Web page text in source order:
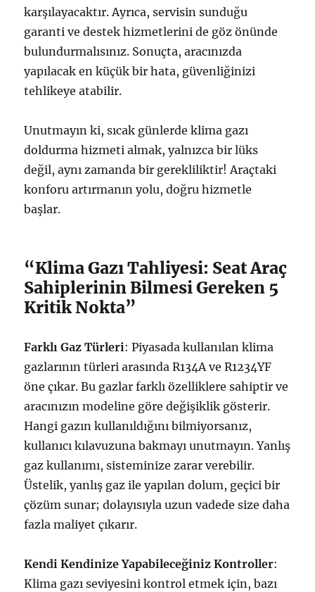
karşılayacaktır. Ayrıca, servisin sunduğu
garanti ve destek hizmetlerini de göz önünde
bulundurmalısınız. Sonuçta, aracınızda
yapılacak en küçük bir hata, güvenliğinizi
tehlikeye atabilir.
Unutmayın ki, sıcak günlerde klima gazı
doldurma hizmeti almak, yalnızca bir lüks
değil, aynı zamanda bir gerekliliktir! Araçtaki
konforu artırmanın yolu, doğru hizmetle
başlar.
“Klima Gazı Tahliyesi: Seat Araç
Sahiplerinin Bilmesi Gereken 5
Kritik Nokta”
Farklı Gaz Türleri: Piyasada kullanılan klima
gazlarının türleri arasında R134A ve R1234YF
öne çıkar. Bu gazlar farklı özelliklere sahiptir ve
aracınızın modeline göre değişiklik gösterir.
Hangi gazın kullanıldığını bilmiyorsanız,
kullanıcı kılavuzuna bakmayı unutmayın. Yanlış
gaz kullanımı, sisteminize zarar verebilir.
Üstelik, yanlış gaz ile yapılan dolum, geçici bir
çözüm sunar; dolayısıyla uzun vadede size daha
fazla maliyet çıkarır.
Kendi Kendinize Yapabileceğiniz Kontroller:
Klima gazı seviyesini kontrol etmek için, bazı